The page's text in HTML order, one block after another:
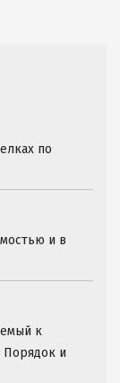
по
и в
к
Порядок и